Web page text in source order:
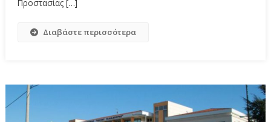
Προστασίας […]
Διαβάστε περισσότερα